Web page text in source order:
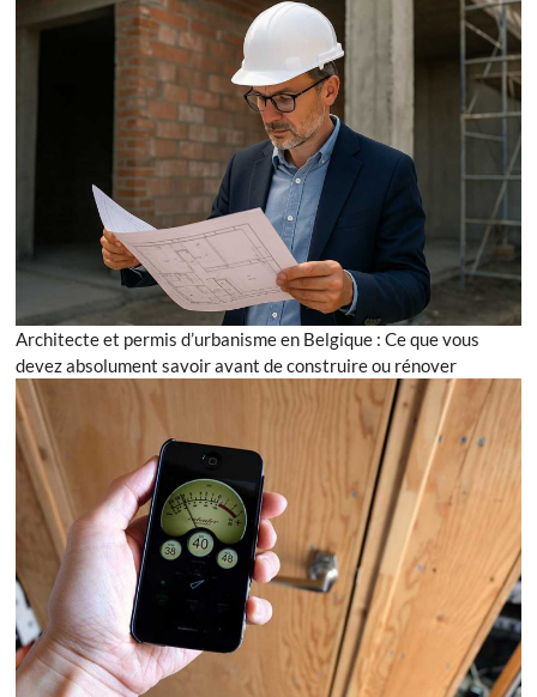
Architecte et permis d’urbanisme en Belgique : Ce que vous
devez absolument savoir avant de construire ou rénover